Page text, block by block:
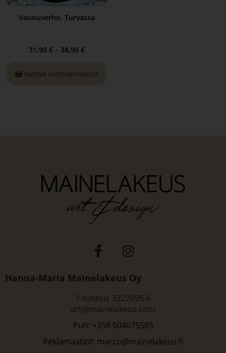
Vaunuverho, Turvassa
31,90 € – 38,90 €
Valitse vaihtoehdoista
Hanna-Maria Mainelakeus Oy
Y-tunnus 3222095-6
art@mainelakeus.com
Puh: +358 504075585
Reklamaatiot: marco@mainelakeus.fi